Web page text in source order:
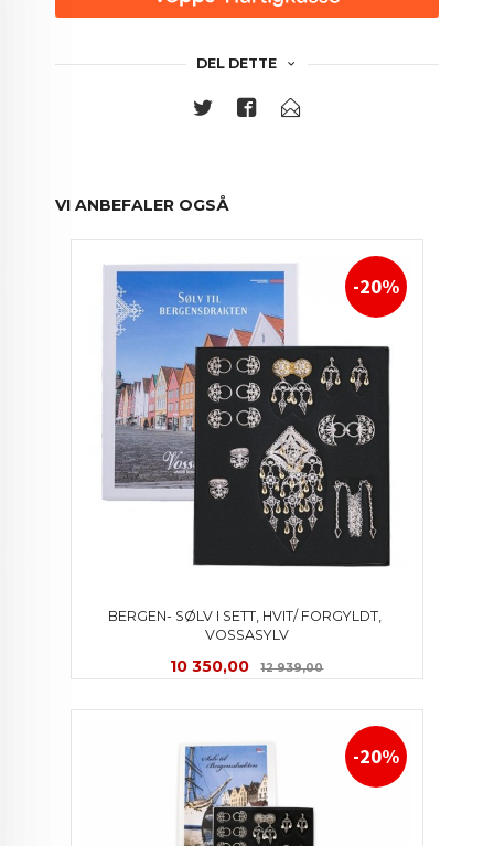
DEL DETTE
VI ANBEFALER OGSÅ
BERGEN- SØLV I SETT, HVIT/ FORGYLDT,
VOSSASYLV
Tilbud
10 350,00 12 939,00Rabatt
-20%
-20%